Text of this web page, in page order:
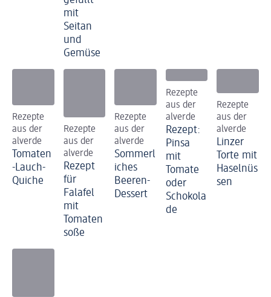
mit
Seitan
und
Gemüse
Rezepte
aus der
alverde
Tomaten
-Lauch-
Quiche
Rezepte
aus der
alverde
Rezept
für
Falafel
mit
Tomaten
soße
Rezepte
aus der
alverde
Sommerl
iches
Beeren-
Dessert
Rezepte
aus der
alverde
Rezept:
Pinsa
mit
Tomate
oder
Schokola
de
Rezepte
aus der
alverde
Linzer
Torte mit
Haselnüs
sen